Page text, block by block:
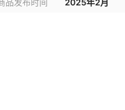
品发布时间
2025年2月